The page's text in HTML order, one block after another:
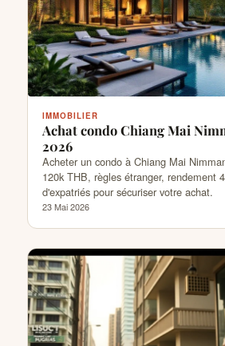
IMMOBILIER
Achat condo Chiang Mai
2026
Acheter un condo à Chiang Mai
120k THB, règles étranger, rendement
d'expatriés pour sécuriser votre achat.
23 Mai 2026